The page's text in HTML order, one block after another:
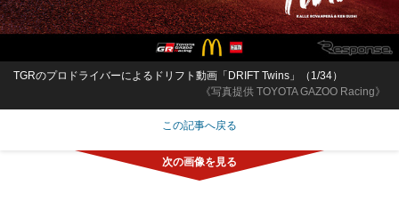
《写真提供 TOYOTA GAZOO Racing》
TGRのプロドライバーによるドリフト動画「DRIFT Twins」（1/34）
この記事へ戻る